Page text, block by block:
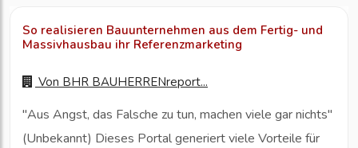
So realisieren Bauunternehmen aus dem Fertig- und
Massivhausbau ihr Referenzmarketing
Von BHR BAUHERRENreport...
"Aus Angst, das Falsche zu tun, machen viele gar nichts"
(Unbekannt) Dieses Portal generiert viele Vorteile für